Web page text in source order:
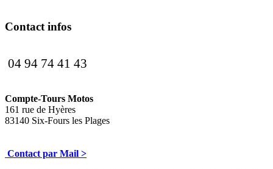
Contact infos
04 94 74 41 43
Compte-Tours Motos
161 rue de Hyères
83140 Six-Fours les Plages
Contact par Mail >